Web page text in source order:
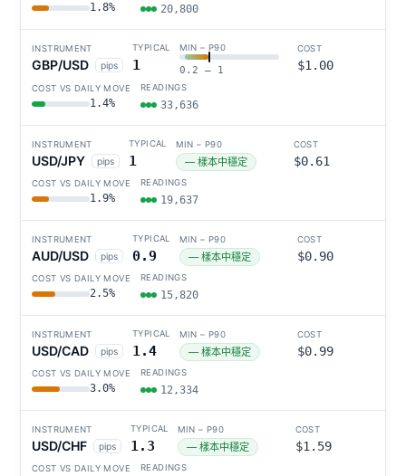
1.8% 20,800
GBP/USD pips 1 0.2 – 1 $1.00
1.4% 33,636
USD/JPY pips 1 — 樣本中穩定 $0.61
1.9% 19,637
AUD/USD pips 0.9 — 樣本中穩定 $0.90
2.5% 15,820
USD/CAD pips 1.4 — 樣本中穩定 $0.99
3.0% 12,334
USD/CHF pips 1.3 — 樣本中穩定 $1.59